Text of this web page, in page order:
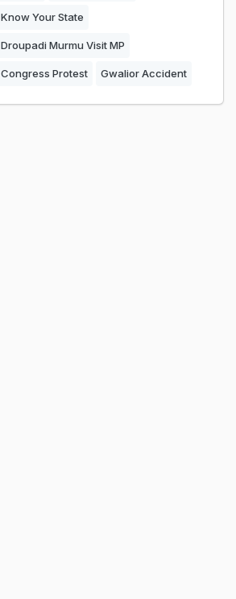
Know Your State
Droupadi Murmu Visit MP
Congress Protest Gwalior Accident